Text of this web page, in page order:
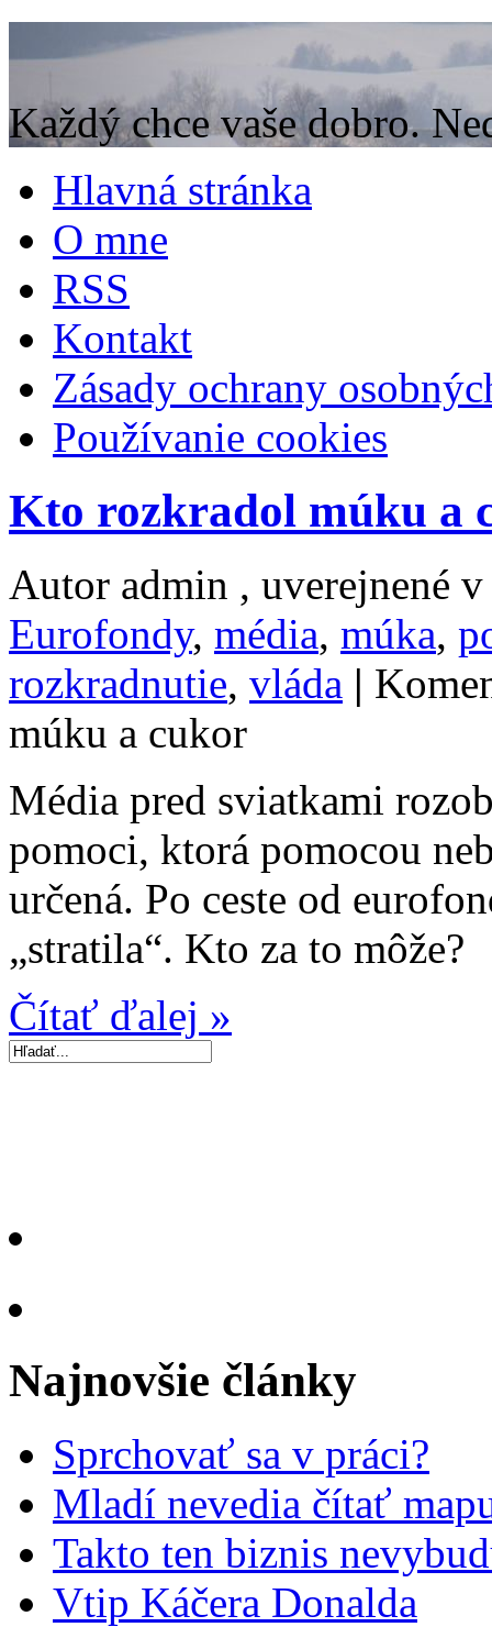
Každý chce vaše dobro.
Hlavná stránka
O mne
RSS
Kontakt
Zásady ochrany
Používanie cookies
Kto rozkradol múku a
Autor admin , uverejnené
Eurofondy, média, múka,
rozkradnutie, vláda |
múku a cukor
Média pred sviatkami
pomoci, ktorá pomocou
určená. Po ceste od
„stratila“. Kto za to môže?
Čítať ďalej »
Najnovšie články
Sprchovať sa v práci?
Mladí nevedia čítať
Takto ten biznis
Vtip Káčera Donalda